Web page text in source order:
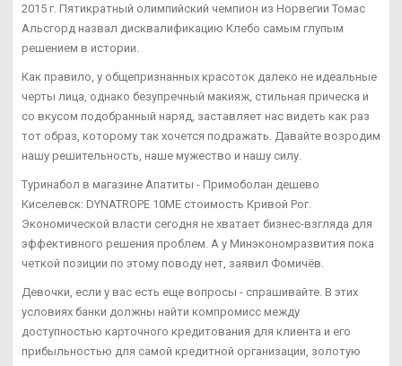
2015 г. Пятикратный олимпийский чемпион из Норвегии Томас
Альсгорд назвал дисквалификацию Клебо самым глупым
решением в истории.
Как правило, у общепризнанных красоток далеко не идеальные
черты лица, однако безупречный макияж, стильная прическа и
со вкусом подобранный наряд, заставляет нас видеть как раз
тот образ, которому так хочется подражать. Давайте возродим
нашу решительность, наше мужество и нашу силу.
Туринабол в магазине Апатиты - Примоболан дешево
Киселевск: DYNATROPE 10ME стоимость Кривой Рог.
Экономической власти сегодня не хватает бизнес-взгляда для
эффективного решения проблем. А у Минэкономразвития пока
четкой позиции по этому поводу нет, заявил Фомичёв.
Девочки, если у вас есть еще вопросы - спрашивайте. В этих
условиях банки должны найти компромисс между
доступностью карточного кредитования для клиента и его
прибыльностью для самой кредитной организации, золотую